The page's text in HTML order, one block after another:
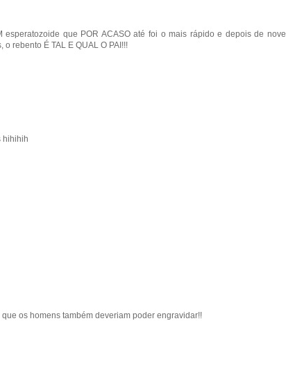
que POR ACASO até foi o mais rápido e depois de nove
rebento É TAL E QUAL O PAI!!!
hihihih
os homens também deveriam poder engravidar!!